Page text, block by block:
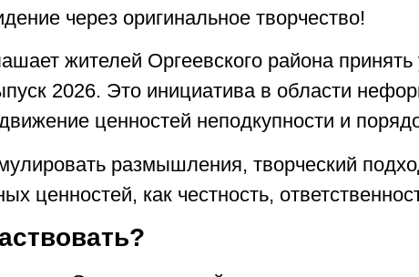
через оригинальное творчество!
жителей Оргеевского района
2026. Это инициатива в области
ценностей неподкупности и
размышления, творческий
ценностей, как честность,